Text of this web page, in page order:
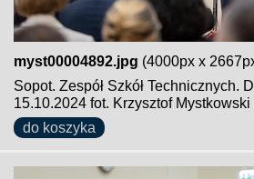
myst00004892.jpg (4000px x
Sopot. Zespół Szkół Technicznych.
15.10.2024 fot. Krzysztof Mystkowski
do koszyka